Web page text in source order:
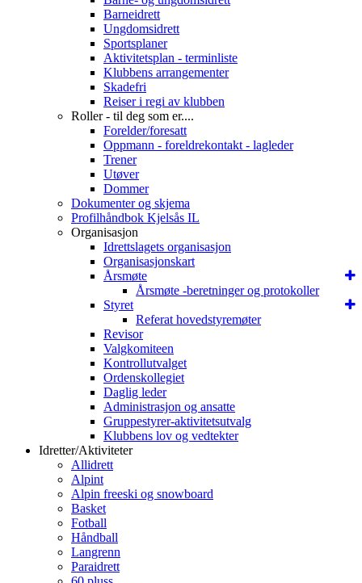
Barneidrett
Ungdomsidrett
Sportsplaner
Aktivitetsplan - terminliste
Klubbens arrangementer
Skadefri
Reiser i regi av klubben
Roller - til deg som er....
Forelder/foresatt
Oppmann - foreldrekontakt - lagleder
Trener
Utøver
Dommer
Dokumenter og skjema
Profilhåndbok Kjelsås IL
Organisasjon
Idrettslagets organisasjon
Organisasjonskart
Årsmøte
Årsmøte -beretninger og protokoller
Styret
Referat hovedstyremøter
Revisor
Valgkomiteen
Kontrollutvalget
Ordenskollegiet
Daglig leder
Administrasjon og ansatte
Gruppestyrer-aktivitetsutvalg
Klubbens lov og vedtekter
Idretter/Aktiviteter
Allidrett
Alpint
Alpin freeski og snowboard
Basket
Fotball
Håndball
Langrenn
Paraidrett